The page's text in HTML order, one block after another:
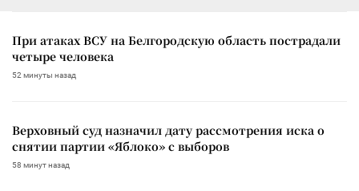
При атаках ВСУ на Белгородскую область пострадали
четыре человека
52 минуты назад
Верховный суд назначил дату рассмотрения иска о
снятии партии «Яблоко» с выборов
58 минут назад